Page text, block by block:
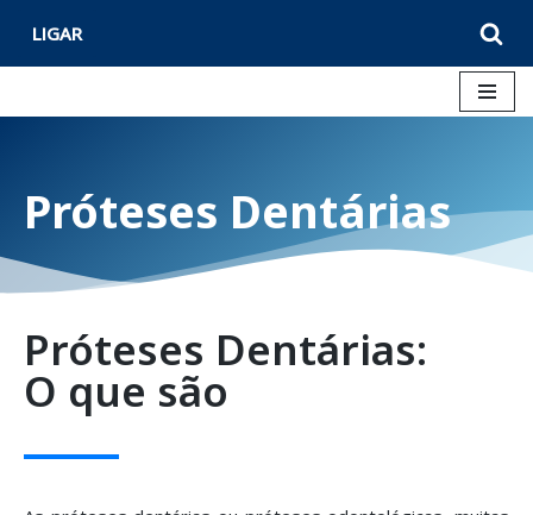
Avançar
o
LIGAR
Próteses Dentárias
Próteses Dentárias:
O que são